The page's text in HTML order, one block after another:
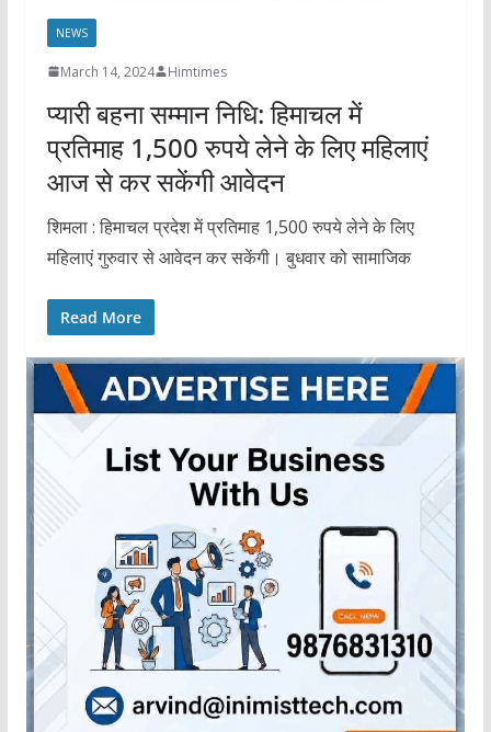
NEWS
March 14, 2024 Himtimes
प्यारी बहना सम्मान निधि: हिमाचल में
प्रतिमाह 1,500 रुपये लेने के लिए महिलाएं
आज से कर सकेंगी आवेदन
शिमला : हिमाचल प्रदेश में प्रतिमाह 1,500 रुपये लेने के लिए
महिलाएं गुरुवार से आवेदन कर सकेंगी। बुधवार को सामाजिक
Read More